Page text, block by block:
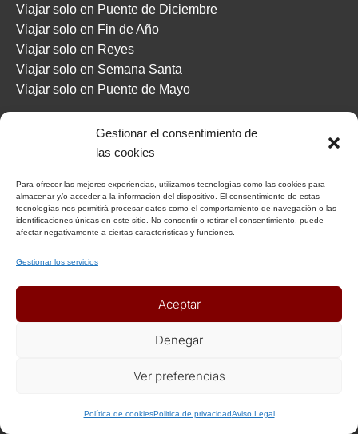
Gestionar el consentimiento de
las cookies
Para ofrecer las mejores experiencias, utilizamos tecnologías como las cookies para
almacenar y/o acceder a la información del dispositivo. El consentimiento de estas
tecnologías nos permitirá procesar datos como el comportamiento de navegación o las
identificaciones únicas en este sitio. No consentir o retirar el consentimiento, puede
afectar negativamente a ciertas características y funciones.
Gestionar los servicios
Aceptar
Denegar
Ver preferencias
Política de cookiesPolitica de privacidadAviso Legal
Viajar solo en Puente de Diciembre
Viajar solo en Fin de Año
Viajar solo en Reyes
Viajar solo en Semana Santa
Viajar solo en Puente de Mayo
HORARIOS DE OFICINA
De 10:00 a 13:00 horas
De 16:30 a 19:00 horas
GRUPO HIMBA TOURS